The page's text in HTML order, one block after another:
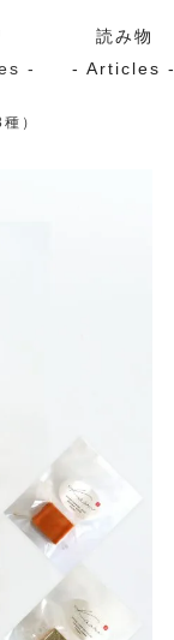
-
読み物
- Articles -
）